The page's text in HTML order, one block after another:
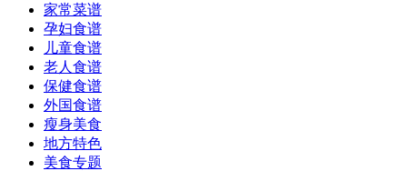
家常菜谱
孕妇食谱
儿童食谱
老人食谱
保健食谱
外国食谱
瘦身美食
地方特色
美食专题